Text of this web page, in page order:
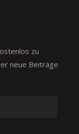
zu
neue Beiträge